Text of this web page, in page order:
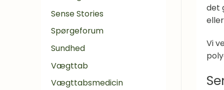
Sense Stories
Spørgeforum
Sundhed
Vægttab
Vægttabsmedicin
det
Vi